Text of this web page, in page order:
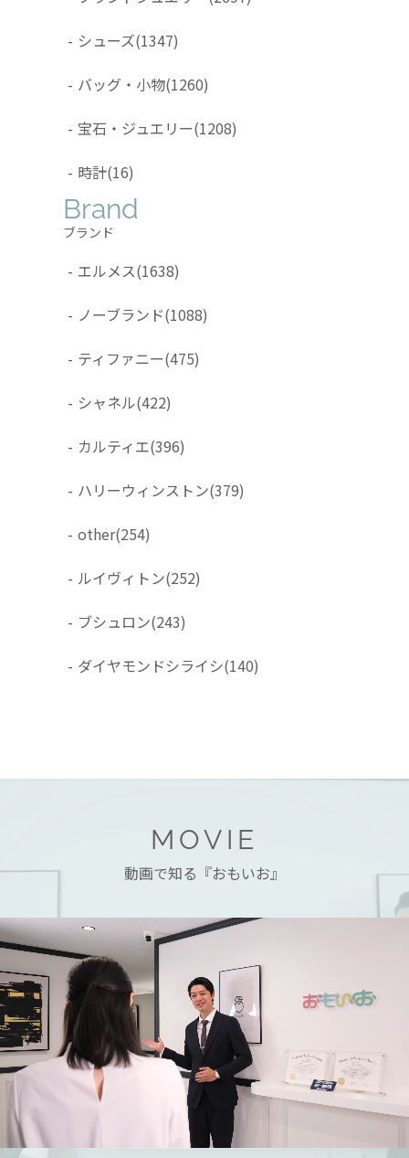
- シューズ(1347)
- バッグ・小物(1260)
- 宝石・ジュエリー(1208)
- 時計(16)
Brand
ブランド
- エルメス(1638)
- ノーブランド(1088)
- ティファニー(475)
- シャネル(422)
- カルティエ(396)
- ハリーウィンストン(379)
- other(254)
- ルイヴィトン(252)
- ブシュロン(243)
- ダイヤモンドシライシ(140)
MOVIE
動画で知る『おもいお』